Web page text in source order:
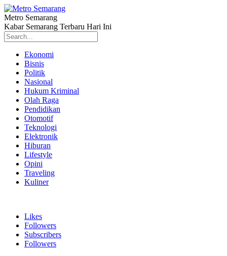
Metro Semarang
Kabar Semarang Terbaru Hari Ini
Ekonomi
Bisnis
Politik
Nasional
Hukum Kriminal
Olah Raga
Pendidikan
Otomotif
Teknologi
Elektronik
Hiburan
Lifestyle
Opini
Traveling
Kuliner
Likes
Followers
Subscribers
Followers